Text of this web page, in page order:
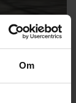
Om
af